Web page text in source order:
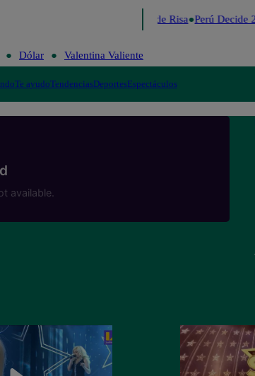
Me Caigo de Risa Perú Decide
Dólar Valentina Valiente
Te ayudoTendenciasDeportesEspectáculos